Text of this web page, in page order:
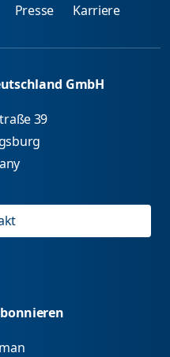
Presse Karriere
GmbH
39